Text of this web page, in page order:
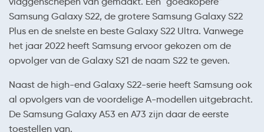
Samsung Galaxy S22, de grotere Samsung Galaxy S22
Plus en de snelste en beste Galaxy S22 Ultra. Vanwege
het jaar 2022 heeft Samsung ervoor gekozen om de
opvolger van de Galaxy S21 de naam S22 te geven.
Naast de high-end Galaxy S22-serie heeft Samsung ook
al opvolgers van de voordelige A-modellen uitgebracht.
De Samsung Galaxy A53 en A73 zijn daar de eerste
toestellen van.